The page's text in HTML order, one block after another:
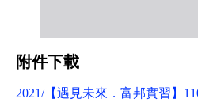
附件下載
2021/【遇見未來．富邦實習】